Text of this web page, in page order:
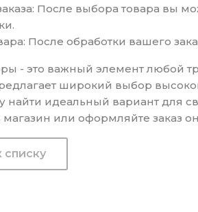
После выбора товара вы
После обработки вашего
- это важный элемент любой
широкий выбор
найти идеальный вариант для
магазин или оформляйте заказ
списку